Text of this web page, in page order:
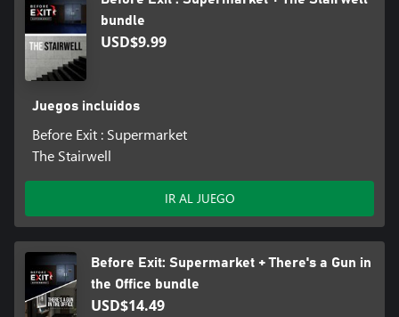
bundle
USD$9.99
Juegos incluidos
Before Exit : Supermarket
The Stairwell
IR AL JUEGO
Before Exit: Supermarket + There's a Gun in
the Office bundle
USD$14.49